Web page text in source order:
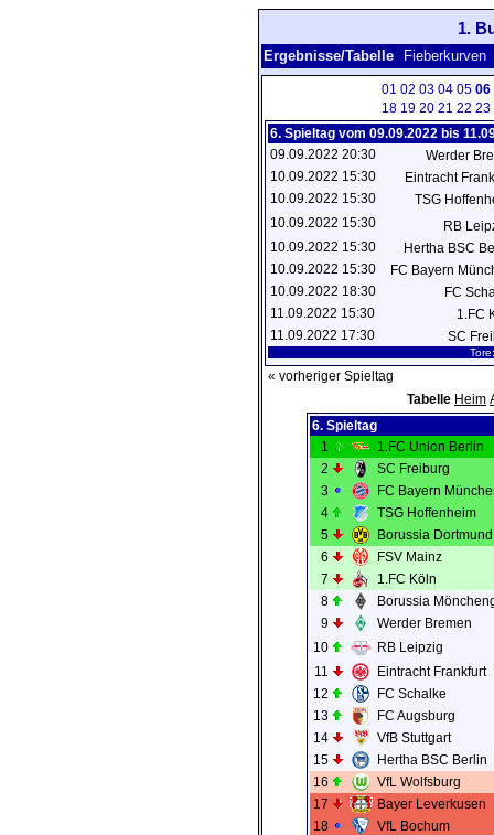
1.
Ergebnisse/Tabelle Fieberkurven
01 02 03 04 05 06
18 19 20 21 22 23
6. Spieltag vom 09.09.2022 bis
09.09.2022 20:30
Werder
10.09.2022 15:30
Eintracht
10.09.2022 15:30
TSG
10.09.2022 15:30
RB
10.09.2022 15:30
Hertha BSC
10.09.2022 15:30
FC Bayern
10.09.2022 18:30
FC
11.09.2022 15:30
1.FC
11.09.2022 17:30
SC
« vorheriger Spieltag
Tabelle Heim
6. Spieltag
1
1.FC Union Berlin
2
SC Freiburg
3
FC Bayern
4
TSG Hoffenheim
5
Borussia Dortmund
6
FSV Mainz
7
1.FC Köln
8
Borussia
9
Werder Bremen
10
RB Leipzig
11
Eintracht Frankfurt
12
FC Schalke
13
FC Augsburg
14
VfB Stuttgart
15
Hertha BSC Berlin
16
VfL Wolfsburg
17
Bayer Leverkusen
18
VfL Bochum